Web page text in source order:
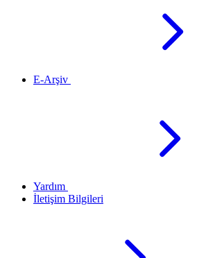
E-Arşiv
Yardım
İletişim Bilgileri